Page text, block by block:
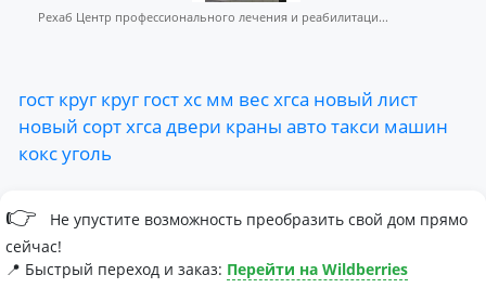
Рехаб Центр профессионального лечения и реабилитаци...
гост круг круг гостхс мм весхгса новый лист
новый сортхгса двери краны автотакси машин
коксуголь
👉
Не упустите возможность преобразить свой дом прямо
сейчас!
📍 Быстрый переход и заказ: Перейти на Wildberries